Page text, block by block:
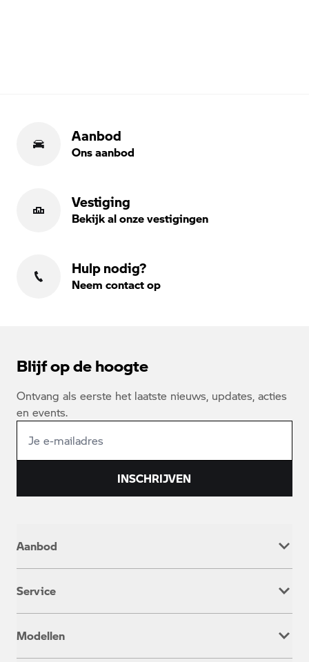
Aanbod
Ons aanbod
Vestiging
Bekijk al onze vestigingen
Hulp nodig?
Neem contact op
Blijf op de hoogte
Ontvang als eerste het laatste nieuws, updates, acties
en events.
INSCHRIJVEN
Aanbod
Occasion
Service
Onderhoud & Reparatie
Service inclusive
Modellen